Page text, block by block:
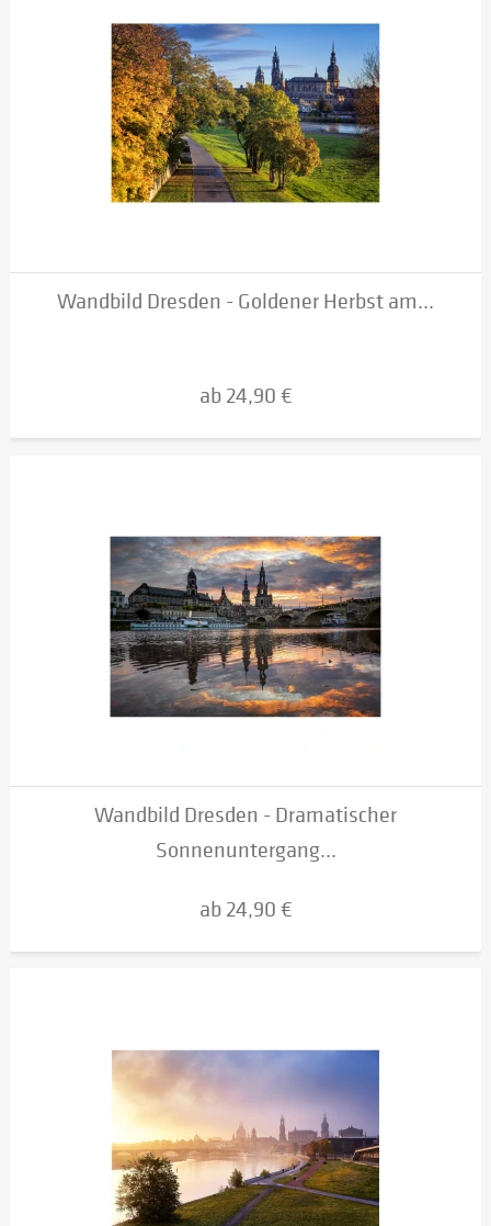
Wandbild Dresden - Goldener Herbst am...
ab 24,90 €
Wandbild Dresden - Dramatischer
Sonnenuntergang...
ab 24,90 €